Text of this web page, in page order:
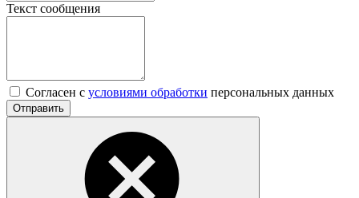
Текст сообщения
Согласен с условиями обработки персональных данных
Отправить